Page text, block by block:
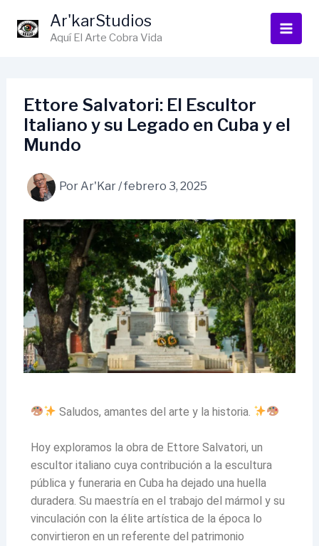
contenido
Ar'karStudios
Aquí El Arte Cobra Vida
Ettore Salvatori: El Escultor
Italiano y su Legado en Cuba y el
Mundo
PorAr'Kar/febrero 3, 2025
Saludos, amantes del arte y la historia.
Hoy exploramos la obra de Ettore Salvatori, un
escultor italiano cuya contribución a la escultura
pública y funeraria en Cuba ha dejado una huella
duradera. Su maestría en el trabajo del mármol y su
vinculación con la élite artística de la época lo
convirtieron en un referente del patrimonio